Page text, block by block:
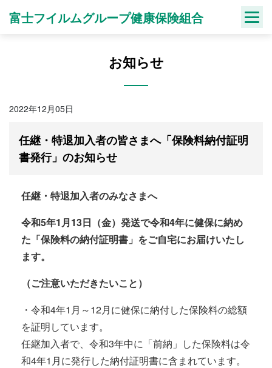
富士フイルムグループ健康保険組合
お知らせ
2022年12月05日
任継・特退加入者の皆さまへ「保険料納付証明
書発行」のお知らせ
任継・特退加入者のみなさまへ
令和5年1月13日（金）発送で令和4年に健保に納め
た「保険料の納付証明書」をご自宅にお届けいたし
ます。
（ご注意いただきたいこと）
・令和4年1月～12月に健保に納付した保険料の総額
を証明しています。
任継加入者で、令和3年中に「前納」した保険料は令
和4年1月に発行した納付証明書に含まれています。